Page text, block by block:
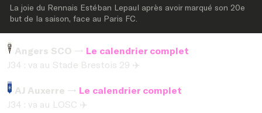
La joie du Rennais Estéban Lepaul après avoir marqué son 20e
but de la saison, face au Paris FC.
Angers SCO → Le calendrier complet
J34 : va au Stade Brestois 29 ✈️
AJ Auxerre → Le calendrier complet
J34 : va au LOSC ✈️